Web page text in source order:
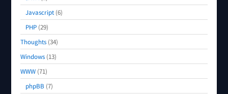
Javascript (6)
PHP (29)
Thoughts (34)
Windows (13)
WWW (71)
phpBB (7)